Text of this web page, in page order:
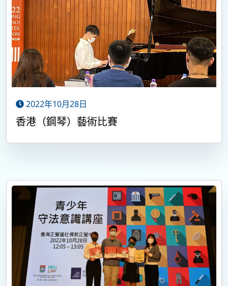
2022年10月28日
香港（鋼琴）藝術比賽